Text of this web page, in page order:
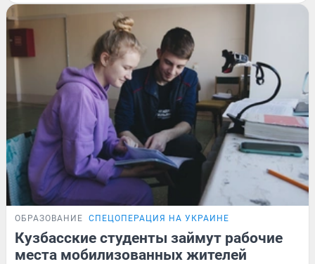
ОБРАЗОВАНИЕ СПЕЦОПЕРАЦИЯ НА УКРАИНЕ
Кузбасские студенты займут рабочие
места мобилизованных жителей